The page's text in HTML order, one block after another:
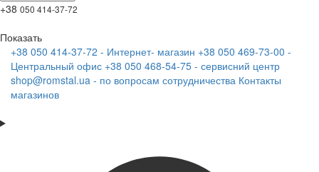
+38 050 414-37-72
Показать
+38 050 414-37-72 - Интернет- магазин +38 050 469-73-00 -
Центральный офис +38 050 468-54-75 - сервисний центр
shop@romstal.ua - по вопросам сотрудничества Контакты
магазинов